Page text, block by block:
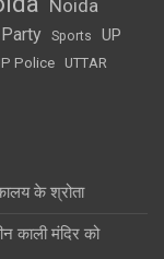
Noida
Sports
UP
Police
UTTAR
के श्रोता
काली मंदिर को